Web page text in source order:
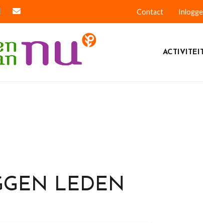
Contact
LEDEN